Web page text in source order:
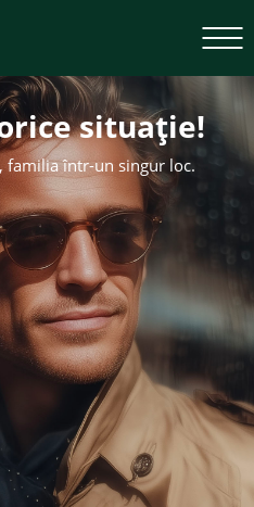
situație!
familia într-un singur loc.